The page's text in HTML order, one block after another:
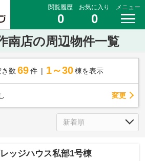
閲覧履歴
0
お気に入り
0
メニュー
南店の周辺物件一覧
き数 69 件 1～30 棟を表示
変更
ッジハウス私部1号棟